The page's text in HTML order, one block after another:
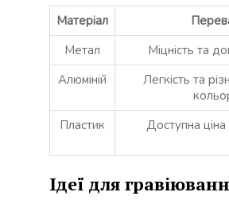
Матеріал
Метал
Міцність та
Алюміній
Легкість та
Пластик Доступна ціна
Ідеї для